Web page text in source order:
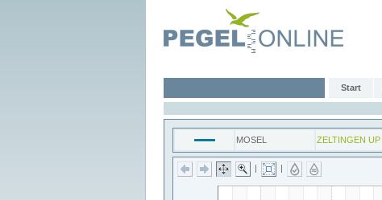
Start
MOSEL ZELTINGEN UP
| |